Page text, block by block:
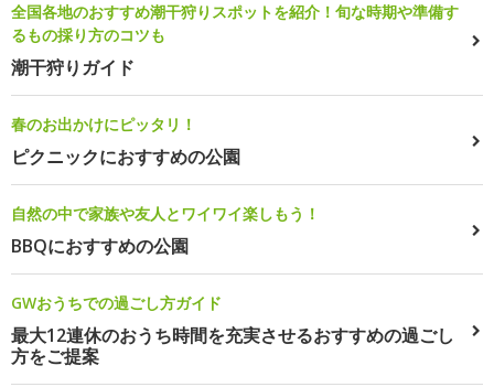
全国各地のおすすめ潮干狩りスポットを紹介！旬な時期や準備す
るもの採り方のコツも
潮干狩りガイド
春のお出かけにピッタリ！
ピクニックにおすすめの公園
自然の中で家族や友人とワイワイ楽しもう！
BBQにおすすめの公園
GWおうちでの過ごし方ガイド
最大12連休のおうち時間を充実させるおすすめの過ごし
方をご提案